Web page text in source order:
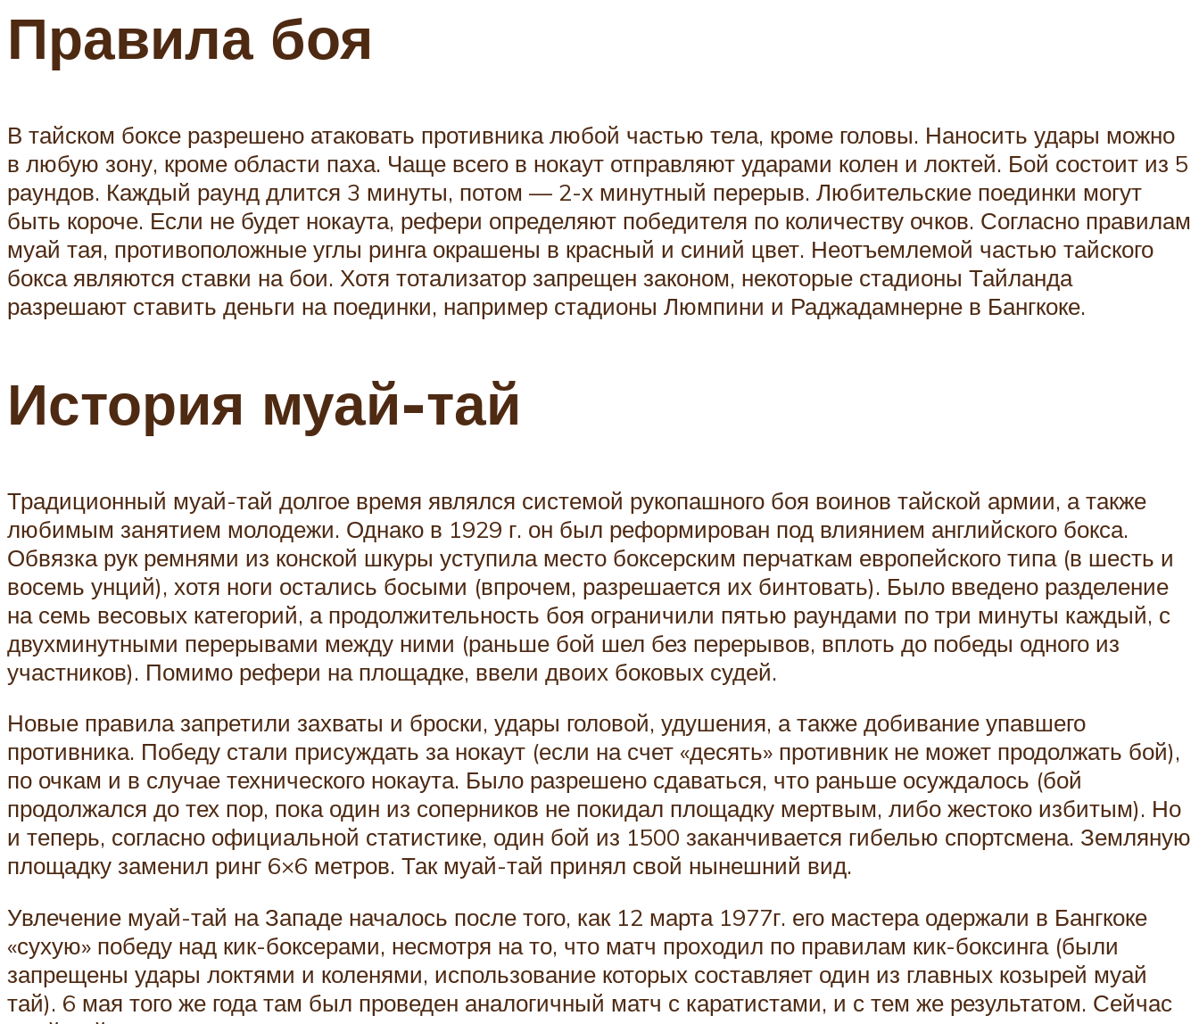
Правила боя
В тайском боксе разрешено атаковать противника любой частью тела, кроме головы. Наносить удары можно
в любую зону, кроме области паха. Чаще всего в нокаут отправляют ударами колен и локтей. Бой состоит из 5
раундов. Каждый раунд длится 3 минуты, потом — 2-х минутный перерыв. Любительские поединки могут
быть короче. Если не будет нокаута, рефери определяют победителя по количеству очков. Согласно правилам
муай тая, противоположные углы ринга окрашены в красный и синий цвет. Неотъемлемой частью тайского
бокса являются ставки на бои. Хотя тотализатор запрещен законом, некоторые стадионы Тайланда
разрешают ставить деньги на поединки, например стадионы Люмпини и Раджадамнерне в Бангкоке.
История муай-тай
Традиционный муай-тай долгое время являлся системой рукопашного боя воинов тайской армии, а также
любимым занятием молодежи. Однако в 1929 г. он был реформирован под влиянием английского бокса.
Обвязка рук ремнями из конской шкуры уступила место боксерским перчаткам европейского типа (в шесть и
восемь унций), хотя ноги остались босыми (впрочем, разрешается их бинтовать). Было введено разделение
на семь весовых категорий, а продолжительность боя ограничили пятью раундами по три минуты каждый, с
двухминутными перерывами между ними (раньше бой шел без перерывов, вплоть до победы одного из
участников). Помимо рефери на площадке, ввели двоих боковых судей.
Новые правила запретили захваты и броски, удары головой, удушения, а также добивание упавшего
противника. Победу стали присуждать за нокаут (если на счет «десять» противник не может продолжать бой),
по очкам и в случае технического нокаута. Было разрешено сдаваться, что раньше осуждалось (бой
продолжался до тех пор, пока один из соперников не покидал площадку мертвым, либо жестоко избитым). Но
и теперь, согласно официальной статистике, один бой из 1500 заканчивается гибелью спортсмена. Земляную
площадку заменил ринг 6×6 метров. Так муай-тай принял свой нынешний вид.
Увлечение муай-тай на Западе началось после того, как 12 марта 1977г. его мастера одержали в Бангкоке
«сухую» победу над кик-боксерами, несмотря на то, что матч проходил по правилам кик-боксинга (были
запрещены удары локтями и коленями, использование которых составляет один из главных козырей муай
тай). 6 мая того же года там был проведен аналогичный матч с каратистами, и с тем же результатом. Сейчас